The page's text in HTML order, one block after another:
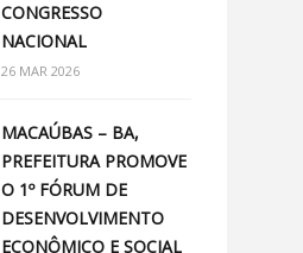
CONGRESSO
NACIONAL
26 MAR 2026
MACAÚBAS – BA,
PREFEITURA PROMOVE
O 1º FÓRUM DE
DESENVOLVIMENTO
ECONÔMICO E SOCIAL